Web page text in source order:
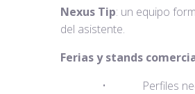
Nexus Tip: un equipo
del asistente.
Ferias y stands
• Perfiles